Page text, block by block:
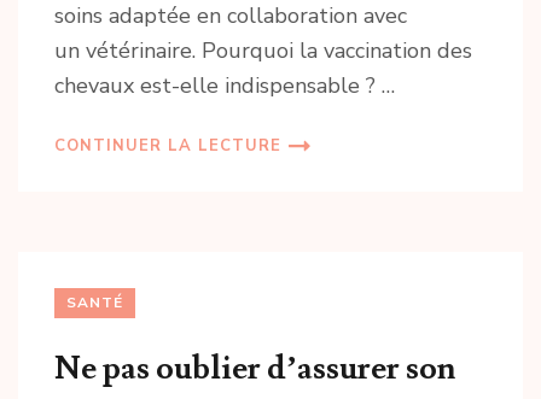
soins adaptée en collaboration avec
un vétérinaire. Pourquoi la vaccination des
chevaux est-elle indispensable ? …
CONTINUER LA LECTURE
SANTÉ
Ne pas oublier d’assurer son